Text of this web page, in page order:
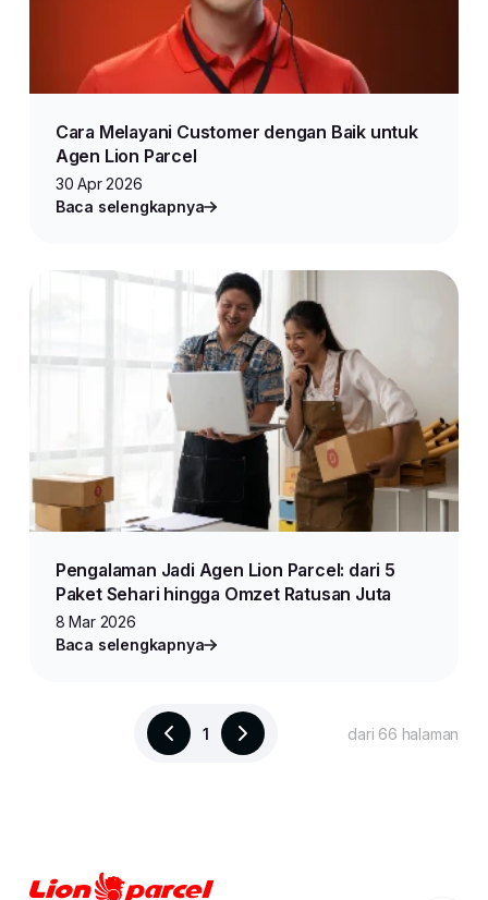
Cara Melayani Customer dengan Baik untuk
Agen Lion Parcel
30 Apr 2026
Baca selengkapnya
Pengalaman Jadi Agen Lion Parcel: dari 5
Paket Sehari hingga Omzet Ratusan Juta
8 Mar 2026
Baca selengkapnya
1 dari 66 halaman